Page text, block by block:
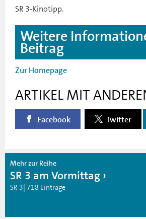
SR 3-Kinotipp.
Weitere
Beitrag
Zur Homepage
ARTIKEL MIT
Facebook Twitter
Mehr zur Reihe
SR 3 am Vormittag
SR 3| 718 Einträge